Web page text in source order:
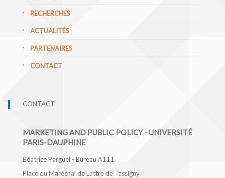
RECHERCHES
ACTUALITÉS
PARTENAIRES
CONTACT
CONTACT
MARKETING AND PUBLIC POLICY - UNIVERSITÉ
PARIS-DAUPHINE
Béatrice Parguel - Bureau A111
Place du Maréchal de Lattre de Tassigny